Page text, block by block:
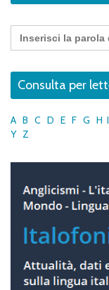
Search
for:
Consulta per
A B C D E F G H I
Y Z